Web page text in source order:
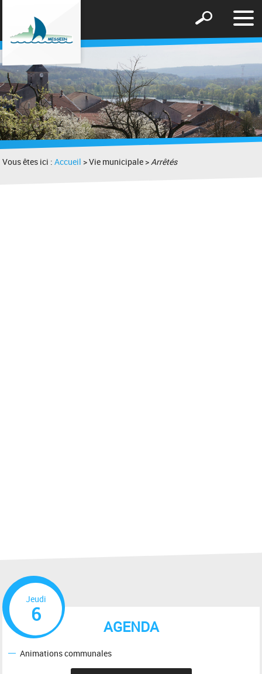
le
Afficher
formulaire
recherche
Vous êtes ici :Accueil > Vie municipale >Arrêtés
AGENDA
Jeudi
6
Animations communales